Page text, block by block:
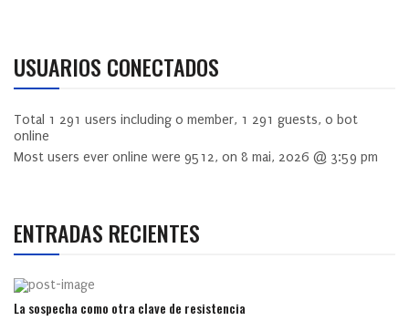
USUARIOS CONECTADOS
Total 1 291 users including 0 member, 1 291 guests, 0 bot
online
Most users ever online were 9512, on 8 mai, 2026 @ 3:59 pm
ENTRADAS RECIENTES
La sospecha como otra clave de resistencia